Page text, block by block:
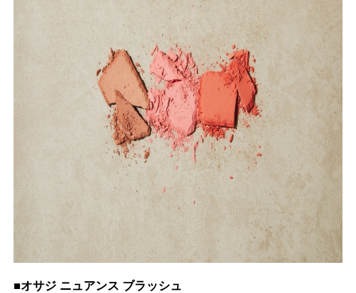
■オサジ ニュアンス ブラッシュ